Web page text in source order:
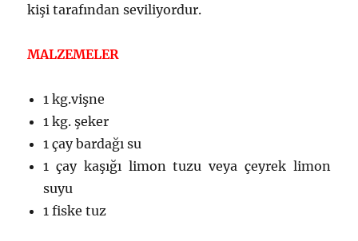
kişi tarafından seviliyordur.
MALZEMELER
1 kg.vişne
1 kg. şeker
1 çay bardağı su
1 çay kaşığı limon tuzu veya çeyrek limon
suyu
1 fiske tuz